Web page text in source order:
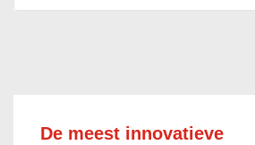
De meest innovatieve